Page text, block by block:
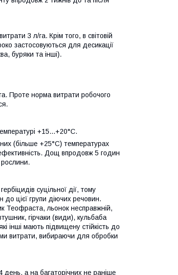
3 л/га. Крім того, в світовій
застосовуються для десикації
буряки та інші).
Проте норма витрати робочого
+15...+20°С.
(більше +25°С) температурах
Дощ впродовж 5 годин
суцільної дії, тому
до цієї групи діючих речовин.
Теофраста, льонок несправжній,
гірчаки (види), кульбаба
інші мають підвищену стійкість до
витрати, вибираючи для обробки
день, а на багаторічних не раніше